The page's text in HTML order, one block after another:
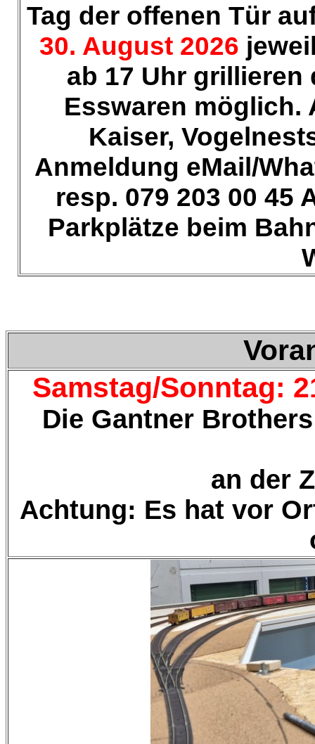
Tag der offenen Tür
30. August 2026
ab 17 Uhr
Esswaren möglich.
Kaiser,
Anmeldung eMail/
resp. 079 203 00 45
Parkplätze beim
Samstag/Sonntag:
Die Gantner
an der
Achtung: Es hat vor